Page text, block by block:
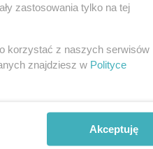
zastosowania tylko na tej
korzystać z naszych serwisów
znajdziesz w Polityce
Akceptuję